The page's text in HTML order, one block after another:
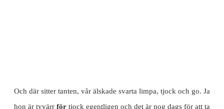
Och där sitter tanten, vår älskade svarta limpa, tjock och go. Ja
hon är tyvärr för tjock egentligen och det är nog dags för att ta